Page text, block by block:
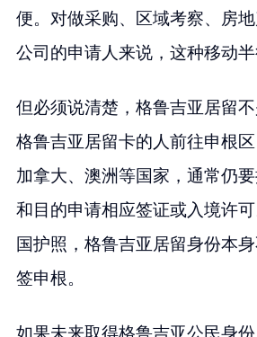
便。对做采购、区域考察、房
公司的申请人来说，这种移动半
但必须说清楚，格鲁吉亚居留
格鲁吉亚居留卡的人前往申根区
加拿大、澳洲等国家，通常仍
和目的申请相应签证或入境许
国护照，格鲁吉亚居留身份本
签申根。
如果未来取得格鲁吉亚公民身